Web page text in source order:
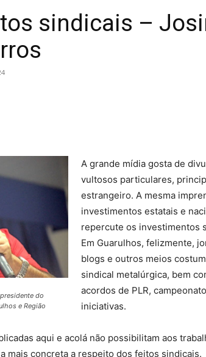
sindicais –
do
e Região
A grande mídia gosta de
vultosos particulares,
estrangeiro. A mesma
investimentos estatais e
repercute os investimentos
Em Guarulhos, felizmente,
blogs e outros meios
sindical metalúrgica, bem
acordos de PLR,
iniciativas.
aqui e acolá não possibilitam aos
mais concreta a respeito dos feitos sindicais.